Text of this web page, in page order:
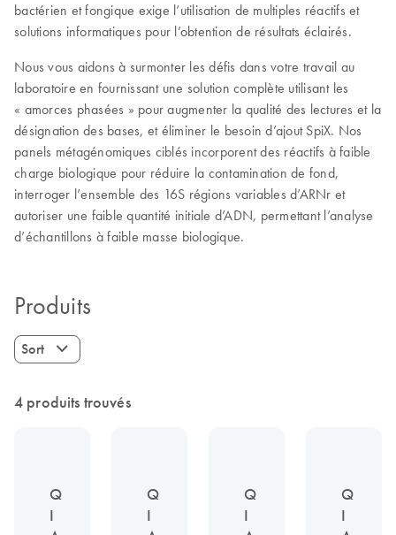
bactérien et fongique exige l’utilisation de multiples réactifs et
solutions informatiques pour l’obtention de résultats éclairés.
Nous vous aidons à surmonter les défis dans votre travail au
laboratoire en fournissant une solution complète utilisant les
« amorces phasées » pour augmenter la qualité des lectures et la
désignation des bases, et éliminer le besoin d’ajout SpiX. Nos
panels métagénomiques ciblés incorporent des réactifs à faible
charge biologique pour réduire la contamination de fond,
interroger l’ensemble des 16S régions variables d’ARNr et
autoriser une faible quantité initiale d’ADN, permettant l’analyse
d’échantillons à faible masse biologique.
Produits
Sort
4 produits trouvés
Q
I
Q
I
Q
I
Q
I